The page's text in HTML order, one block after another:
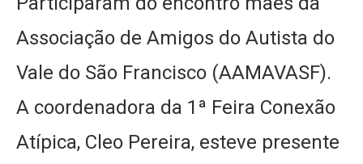
Associação de Amigos do Autista do
Vale do São Francisco (AAMAVASF).
A coordenadora da 1ª Feira Conexão
Atípica, Cleo Pereira, esteve presente